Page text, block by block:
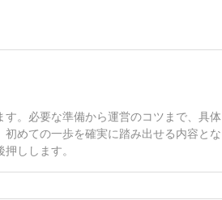
。必要な準備から運営のコツまで、具体
めての一歩を確実に踏み出せる内容とな
しします。